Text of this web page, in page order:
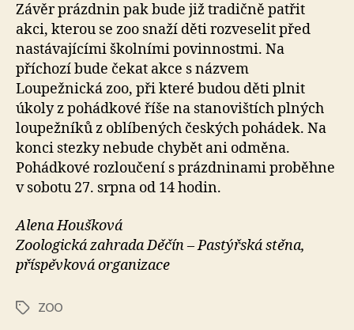
Závěr prázdnin pak bude již tradičně patřit
akci, kterou se zoo snaží děti rozveselit před
nastávajícími školními povinnostmi. Na
příchozí bude čekat akce s názvem
Loupežnická zoo, při které budou děti plnit
úkoly z pohádkové říše na stanovištích plných
loupežníků z oblíbených českých pohádek. Na
konci stezky nebude chybět ani odměna.
Pohádkové rozloučení s prázdninami proběhne
v sobotu 27. srpna od 14 hodin.
Alena Houšková
Zoologická zahrada Děčín – Pastýřská stěna,
příspěvková organizace
ŠtítkyZOO